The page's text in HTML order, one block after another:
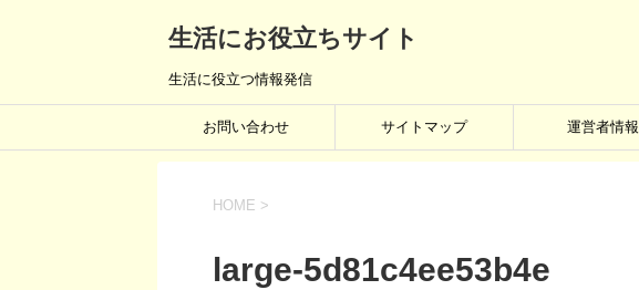
生活にお役立ちサイト
生活に役立つ情報発信
お問い合わせ サイトマップ 運営者情報
HOME >
large-5d81c4ee53b4e